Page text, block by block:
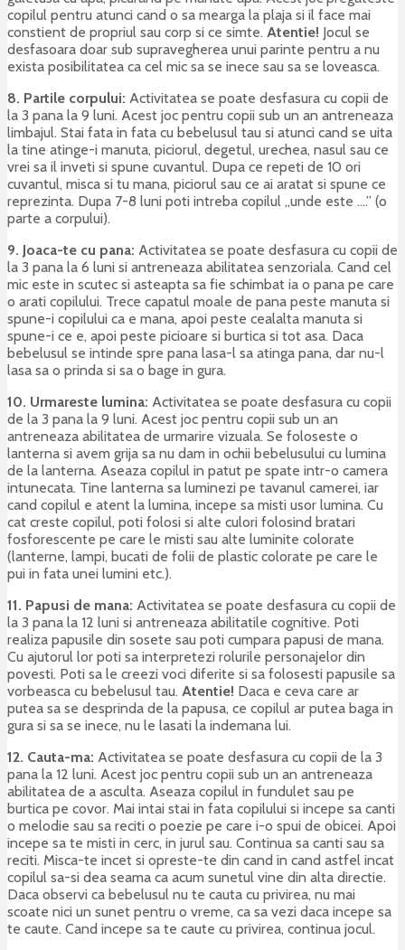
copilul pentru atunci cand o sa mearga la plaja si il face mai
constient de propriul sau corp si ce simte. Atentie! Jocul se
desfasoara doar sub supravegherea unui parinte pentru a nu
exista posibilitatea ca cel mic sa se inece sau sa se loveasca.
8. Partile corpului: Activitatea se poate desfasura cu copii de
la 3 pana la 9 luni. Acest joc pentru copii sub un an antreneaza
limbajul. Stai fata in fata cu bebelusul tau si atunci cand se uita
la tine atinge-i manuta, piciorul, degetul, urechea, nasul sau ce
vrei sa il inveti si spune cuvantul. Dupa ce repeti de 10 ori
cuvantul, misca si tu mana, piciorul sau ce ai aratat si spune ce
reprezinta. Dupa 7-8 luni poti intreba copilul „unde este ….” (o
parte a corpului).
9. Joaca-te cu pana: Activitatea se poate desfasura cu copii de
la 3 pana la 6 luni si antreneaza abilitatea senzoriala. Cand cel
mic este in scutec si asteapta sa fie schimbat ia o pana pe care
o arati copilului. Trece capatul moale de pana peste manuta si
spune-i copilului ca e mana, apoi peste cealalta manuta si
spune-i ce e, apoi peste picioare si burtica si tot asa. Daca
bebelusul se intinde spre pana lasa-l sa atinga pana, dar nu-l
lasa sa o prinda si sa o bage in gura.
10. Urmareste lumina: Activitatea se poate desfasura cu copii
de la 3 pana la 9 luni. Acest joc pentru copii sub un an
antreneaza abilitatea de urmarire vizuala. Se foloseste o
lanterna si avem grija sa nu dam in ochii bebelusului cu lumina
de la lanterna. Aseaza copilul in patut pe spate intr-o camera
intunecata. Tine lanterna sa luminezi pe tavanul camerei, iar
cand copilul e atent la lumina, incepe sa misti usor lumina. Cu
cat creste copilul, poti folosi si alte culori folosind bratari
fosforescente pe care le misti sau alte luminite colorate
(lanterne, lampi, bucati de folii de plastic colorate pe care le
pui in fata unei lumini etc.).
11. Papusi de mana: Activitatea se poate desfasura cu copii de
la 3 pana la 12 luni si antreneaza abilitatile cognitive. Poti
realiza papusile din sosete sau poti cumpara papusi de mana.
Cu ajutorul lor poti sa interpretezi rolurile personajelor din
povesti. Poti sa le creezi voci diferite si sa folosesti papusile sa
vorbeasca cu bebelusul tau. Atentie! Daca e ceva care ar
putea sa se desprinda de la papusa, ce copilul ar putea baga in
gura si sa se inece, nu le lasati la indemana lui.
12. Cauta-ma: Activitatea se poate desfasura cu copii de la 3
pana la 12 luni. Acest joc pentru copii sub un an antreneaza
abilitatea de a asculta. Aseaza copilul in fundulet sau pe
burtica pe covor. Mai intai stai in fata copilului si incepe sa canti
o melodie sau sa reciti o poezie pe care i-o spui de obicei. Apoi
incepe sa te misti in cerc, in jurul sau. Continua sa canti sau sa
reciti. Misca-te incet si opreste-te din cand in cand astfel incat
copilul sa-si dea seama ca acum sunetul vine din alta directie.
Daca observi ca bebelusul nu te cauta cu privirea, nu mai
scoate nici un sunet pentru o vreme, ca sa vezi daca incepe sa
te caute. Cand incepe sa te caute cu privirea, continua jocul.